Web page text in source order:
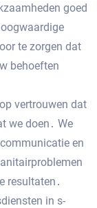
goed
te zorgen dat
behoeften
vertrouwen dat
we doen․ We
en
resultaten․
in s-